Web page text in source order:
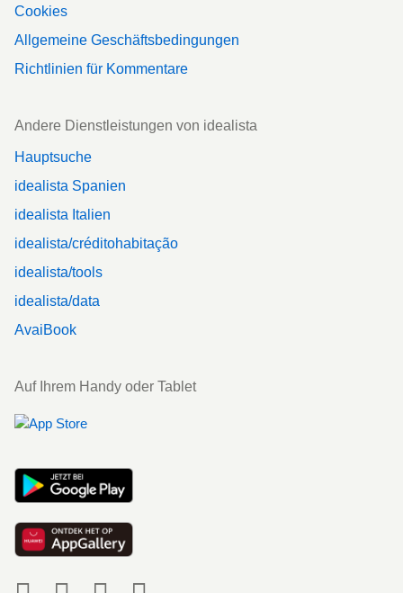
Cookies
Allgemeine Geschäftsbedingungen
Richtlinien für Kommentare
Andere Dienstleistungen von idealista
Hauptsuche
idealista Spanien
idealista Italien
idealista/créditohabitação
idealista/tools
idealista/data
AvaiBook
Auf Ihrem Handy oder Tablet